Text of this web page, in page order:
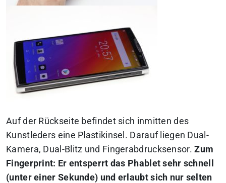
Auf der Rückseite befindet sich inmitten des
Kunstleders eine Plastikinsel. Darauf liegen Dual-
Kamera, Dual-Blitz und Fingerabdrucksensor.Zum
Fingerprint: Er entsperrt das Phablet sehr schnell
(unter einer Sekunde) und erlaubt sich nur selten